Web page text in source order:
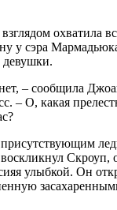
охватила
у сэра
– сообщила
– О, какая
Скроуп,
улыбкой. Он